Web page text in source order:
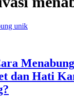
dan Hati